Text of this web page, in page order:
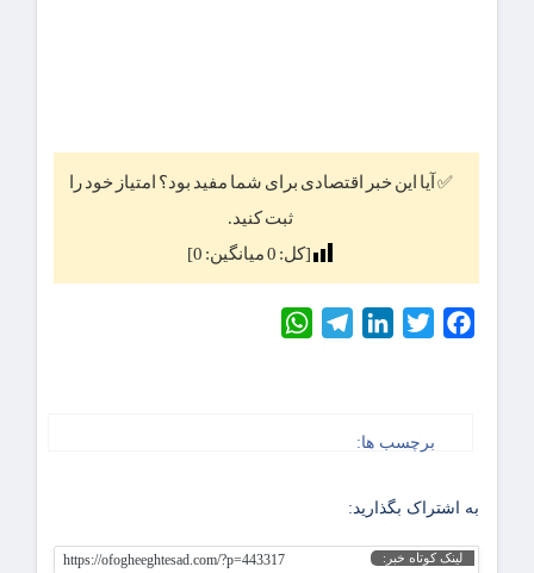
✅ آیا این خبر اقتصادی برای شما مفید بود؟ امتیاز خود را
ثبت کنید.
[کل: 0میانگین: 0
]
Facebook
Twitter
LinkedIn
Telegram
برچسب ها:
به اشتراک بگذارید:
لینک کوتاه خبر: https://ofogheeghtesad.com/?p=443317